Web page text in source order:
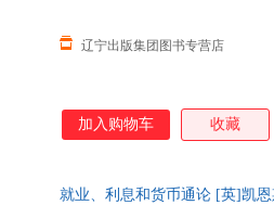
辽宁出版集团图书专营店
加入购物车 收藏
就业、利息和货币通论 [英]凯恩